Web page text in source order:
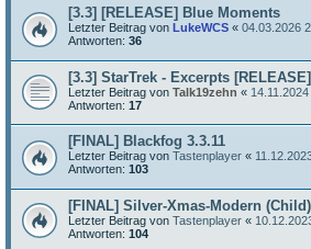
[3.3] [RELEASE] Blue Moments
Letzter Beitrag von LukeWCS « 04.03.2026
Antworten: 36
[3.3] StarTrek - Excerpts [RELEASE]
Letzter Beitrag von Talk19zehn «
Antworten: 17
[FINAL] Blackfog 3.3.11
Letzter Beitrag von Tastenplayer «
Antworten: 103
[FINAL] Silver-Xmas-Modern
Letzter Beitrag von Tastenplayer «
Antworten: 104